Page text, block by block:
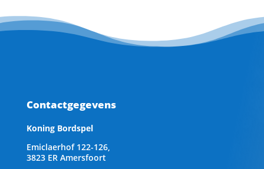
Contactgegevens
Koning Bordspel
Emiclaerhof 122-126,
3823 ER Amersfoort